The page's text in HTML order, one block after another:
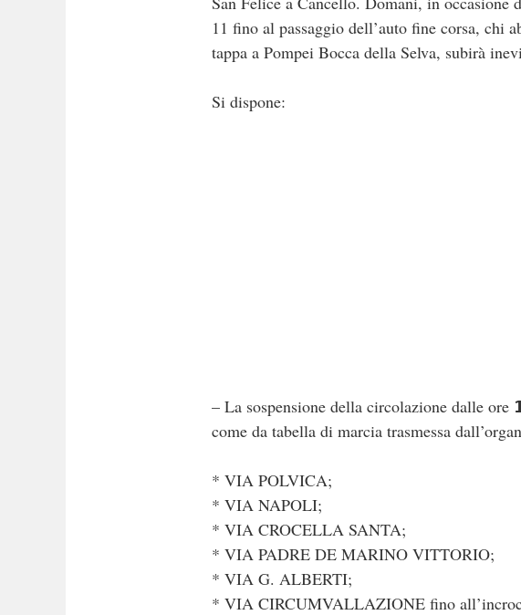
11 fino al passaggio dell’auto fine corsa, chi
tappa a Pompei Bocca della Selva, subirà
Si dispone:
– La sospensione della circolazione dalle
come da tabella di marcia trasmessa
* VIA POLVICA;
* VIA NAPOLI;
* VIA CROCELLA SANTA;
* VIA PADRE DE MARINO VITTORIO;
* VIA G. ALBERTI;
* VIA CIRCUMVALLAZIONE fino